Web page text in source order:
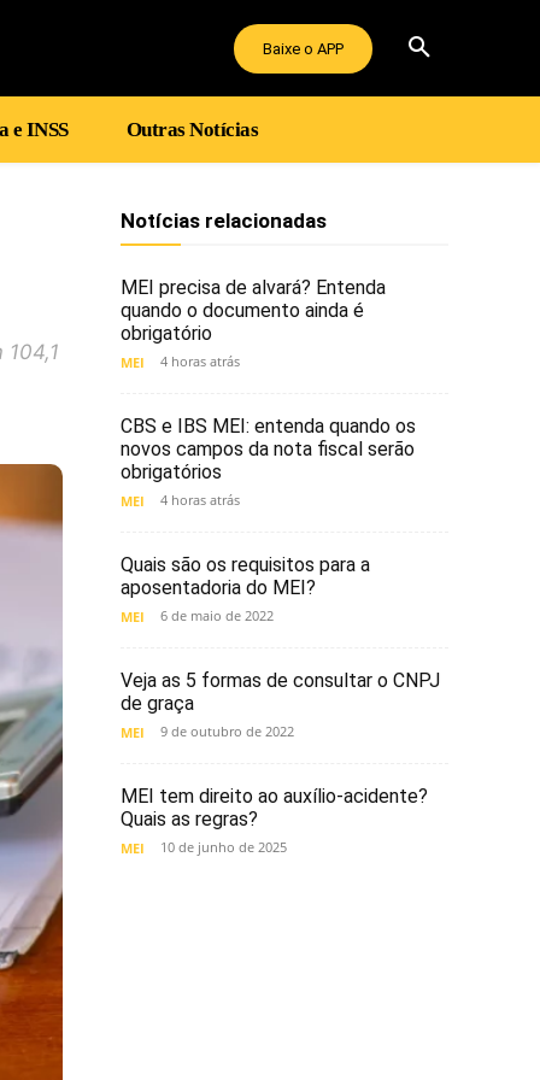
Baixe o APP
e INSS Outras Notícias
Notícias relacionadas
MEI precisa de alvará? Entenda
quando o documento ainda é
obrigatório
MEI 4 horas atrás
CBS e IBS MEI: entenda quando os
novos campos da nota fiscal serão
obrigatórios
MEI 4 horas atrás
Quais são os requisitos para a
aposentadoria do MEI?
MEI 6 de maio de 2022
Veja as 5 formas de consultar o CNPJ
de graça
MEI 9 de outubro de 2022
MEI tem direito ao auxílio-acidente?
Quais as regras?
MEI 10 de junho de 2025